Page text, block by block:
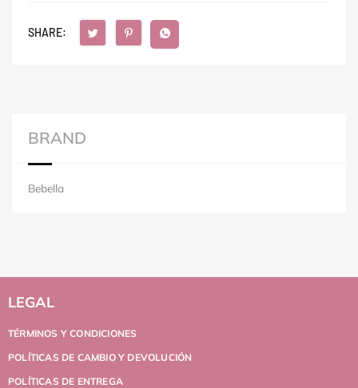
SHARE:
BRAND
Bebella
LEGAL
TÉRMINOS Y CONDICIONES
POLÍTICAS DE CAMBIO Y DEVOLUCIÓN
POLÍTICAS DE ENTREGA